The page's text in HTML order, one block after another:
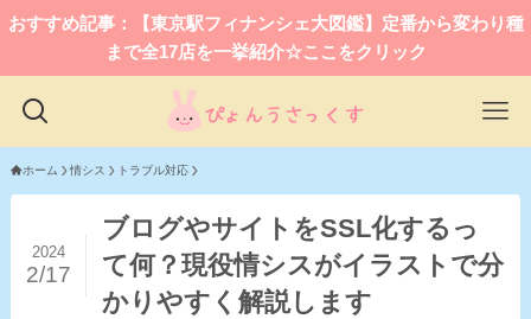
おすすめ記事：【東京駅フィナンシェ大図鑑】定番から変わり種
まで全17店を一挙紹介☆ここをクリック
ホーム 情シス トラブル対応
ブログやサイトをSSL化するっ
て何？現役情シスがイラストで分
かりやすく解説します
2024
2/17